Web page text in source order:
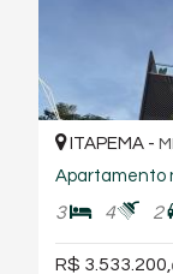
ITAPEMA -
Apartamento
3 4 2
R$ 3.533.200,